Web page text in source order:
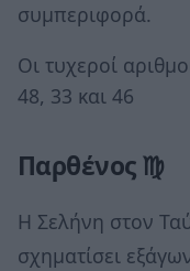
συμπεριφορά.
Οι τυχεροί
48, 33 και 46
Παρθένος ♍
Η Σελήνη στον
σχηματίσει